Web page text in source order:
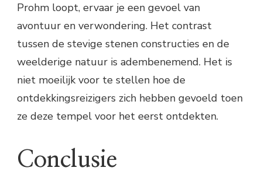
Prohm loopt, ervaar je een gevoel van
avontuur en verwondering. Het contrast
tussen de stevige stenen constructies en de
weelderige natuur is adembenemend. Het is
niet moeilijk voor te stellen hoe de
ontdekkingsreizigers zich hebben gevoeld toen
ze deze tempel voor het eerst ontdekten.
Conclusie